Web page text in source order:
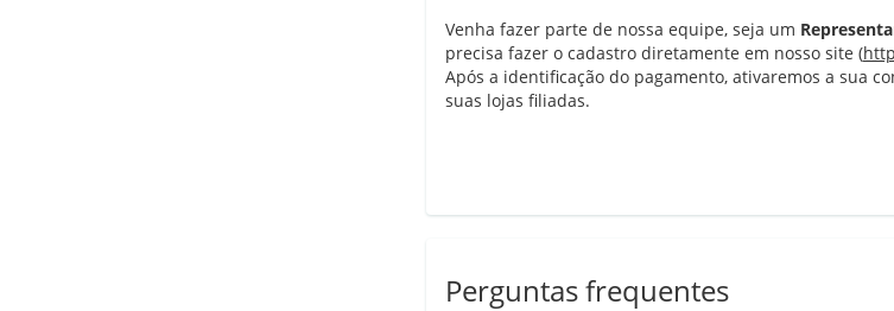
Venha fazer parte de nossa equipe, seja um
precisa fazer o cadastro diretamente em nosso site (
Após a identificação do pagamento, ativaremos a sua
suas lojas filiadas.
Perguntas frequentes